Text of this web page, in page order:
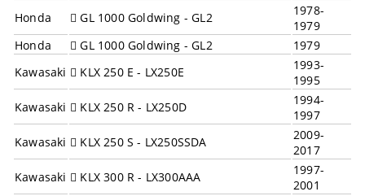
Honda
GL 1000 Goldwing - GL2
1978-
1979
Honda
GL 1000 Goldwing - GL2
1979
Kawasaki
KLX 250 E - LX250E
1993-
1995
Kawasaki
KLX 250 R - LX250D
1994-
1997
Kawasaki
KLX 250 S - LX250SSDA
2009-
2017
Kawasaki
KLX 300 R - LX300AAA
1997-
2001